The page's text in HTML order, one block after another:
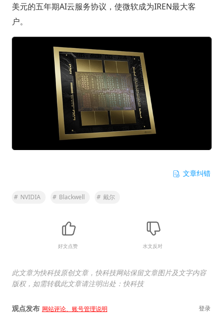
美元的五年期AI云服务协议，使微软成为IREN最大客
户。
文章纠错
# NVIDIA # Blackwell # 戴尔
好文点赞 水文反对
此文章为快科技原创文章，快科技网站保留文章图片及文字内容
版权，如需转载此文章请注明出处：快科技
观点发布 网站评论、账号管理说明 登录